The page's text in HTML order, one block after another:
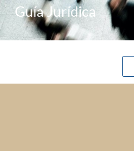
Guía Jurídica